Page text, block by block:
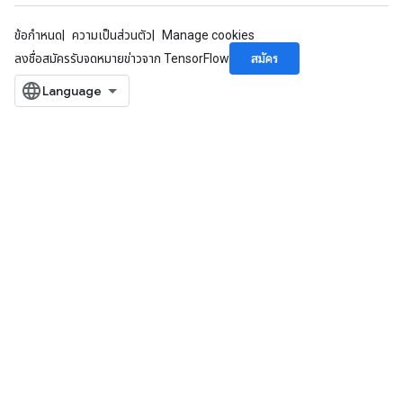
ข้อกำหนด ความเป็นส่วนตัว
Manage cookies
ลงชื่อสมัครรับจดหมายข่าวจาก TensorFlow
สมัคร